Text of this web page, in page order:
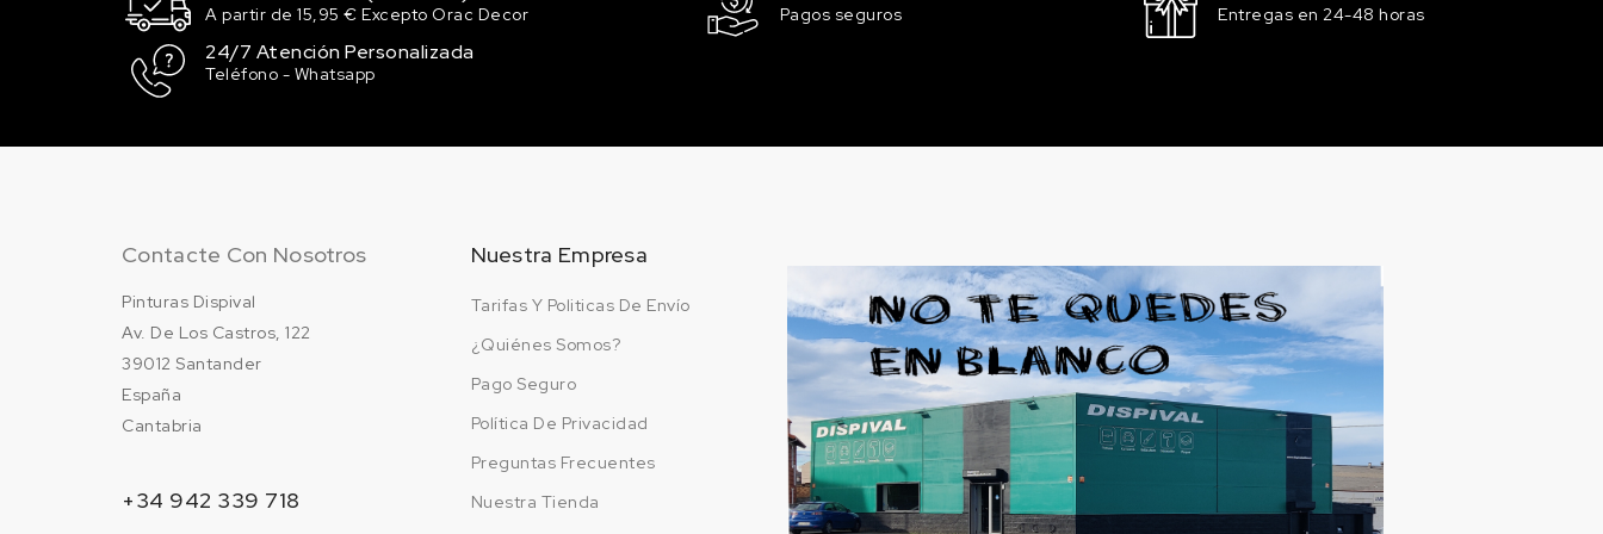
158.47 € 158.47 €
LC9A/0Q PURE WHITE
LD6D/M5 PISTACHIO
LD6G/5A CEDAR
GREEN
158.47 €
100 en stock
LG5A/X2 CAMEO (VAPOR)
LH5G/J5 MEDIUM
BLUE
158.47 €
100 en stock
A partir de 15,95 € Excepto Orac Decor Pagos seguros Entregas en 24-48 horas
24/7 Atención Personalizada
Teléfono - Whatsapp
Contacte Con Nosotros
Pinturas Dispival
Av. De Los Castros, 122
39012 Santander
España
Cantabria
+34 942 339 718
Nuestra Empresa
Tarifas Y Politicas De Envío
¿Quiénes Somos?
Pago Seguro
Política De Privacidad
Preguntas Frecuentes
Nuestra Tienda